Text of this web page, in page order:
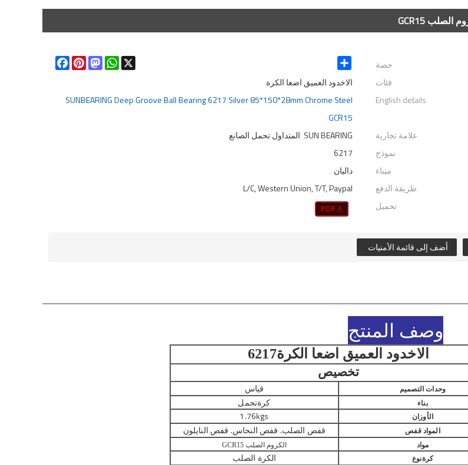
حصة Share
FacebookPinterest
MastodonWhatsApp
X
فئات
الاخدود العميق اضعا الكرة
English details
SUNBEARING Deep Groove Ball Bearing 6217 Silver 85*150*28mm Chrome Steel
GCR15
علامة تجارية
SUN BEARING المتداول تحمل الصانع
نموذج
6217
ميناء
داليان
طريقة الدفع
L/C, Western Union, T/T, Paypal
تحميل
أضف إلى قائمة الأمنيات
وصف المنتج
الاخدود العميق اضعا الكرة6217
تخصيص
وحدات التصميم قياس
بناء كرةتحمل
الأوزان 1.76kgs
المواد قفص قفص الصلب. قفص النحاس. قفص النايلون
مواد
الكروم الصلب GCR15
كرةنوع الكرة الصلب